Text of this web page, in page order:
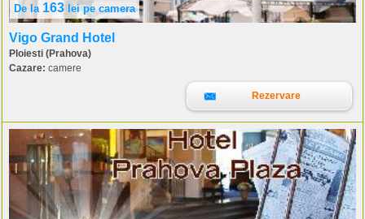
De la 163 leipe camera
Vigo Grand Hotel
Ploiesti (Prahova)
Cazare: camere
Rezervare